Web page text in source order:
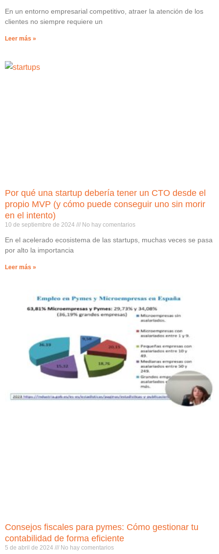
En un entorno empresarial competitivo, atraer la atención de los
clientes no siempre requiere un
Leer más »
Por qué una startup debería tener un CTO desde el
propio MVP (y cómo puede conseguir uno sin morir
en el intento)
10 de septiembre de 2024 No hay comentarios
En el acelerado ecosistema de las startups, muchas veces se pasa
por alto la importancia
Leer más »
Consejos fiscales para pymes: Cómo gestionar tu
contabilidad de forma eficiente
5 de abril de 2024 No hay comentarios